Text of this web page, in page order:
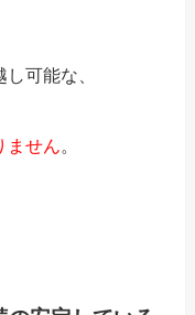
可能な、
ません。